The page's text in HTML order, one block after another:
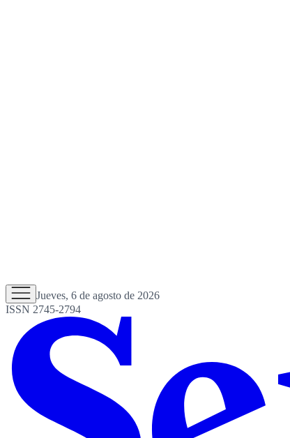
Jueves, 6 de agosto de 2026
ISSN 2745-2794